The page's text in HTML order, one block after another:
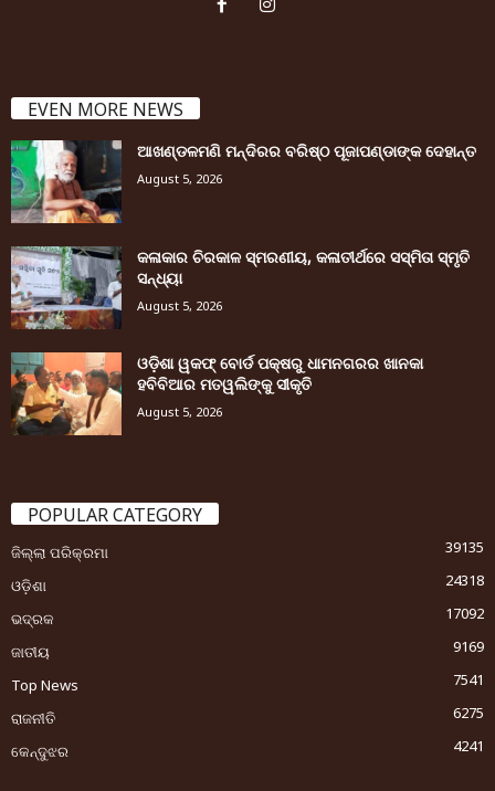
EVEN MORE NEWS
ଆଖଣ୍ଡଳମଣି ମନ୍ଦିରର ବରିଷ୍ଠ ପୂଜାପଣ୍ଡାଙ୍କ ଦେହାନ୍ତ
August 5, 2026
କଳାକାର ଚିରକାଳ ସ୍ମରଣୀୟ, କଳାତୀର୍ଥରେ ସସ୍ମିତା ସ୍ମୃତି
ସନ୍ଧ୍ୟା
August 5, 2026
ଓଡ଼ିଶା ୱକଫ୍ ବୋର୍ଡ ପକ୍ଷରୁ ଧାମନଗରର ଖାନକା
ହବିବିଆର ମତୱଲିଙ୍କୁ ସୀକୃତି
August 5, 2026
POPULAR CATEGORY
ଜିଲ୍ଲା ପରିକ୍ରମା
39135
ଓଡ଼ିଶା
24318
ଭଦ୍ରକ
17092
ଜାତୀୟ
9169
Top News
7541
ରାଜନୀତି
6275
କେନ୍ଦୁଝର
4241